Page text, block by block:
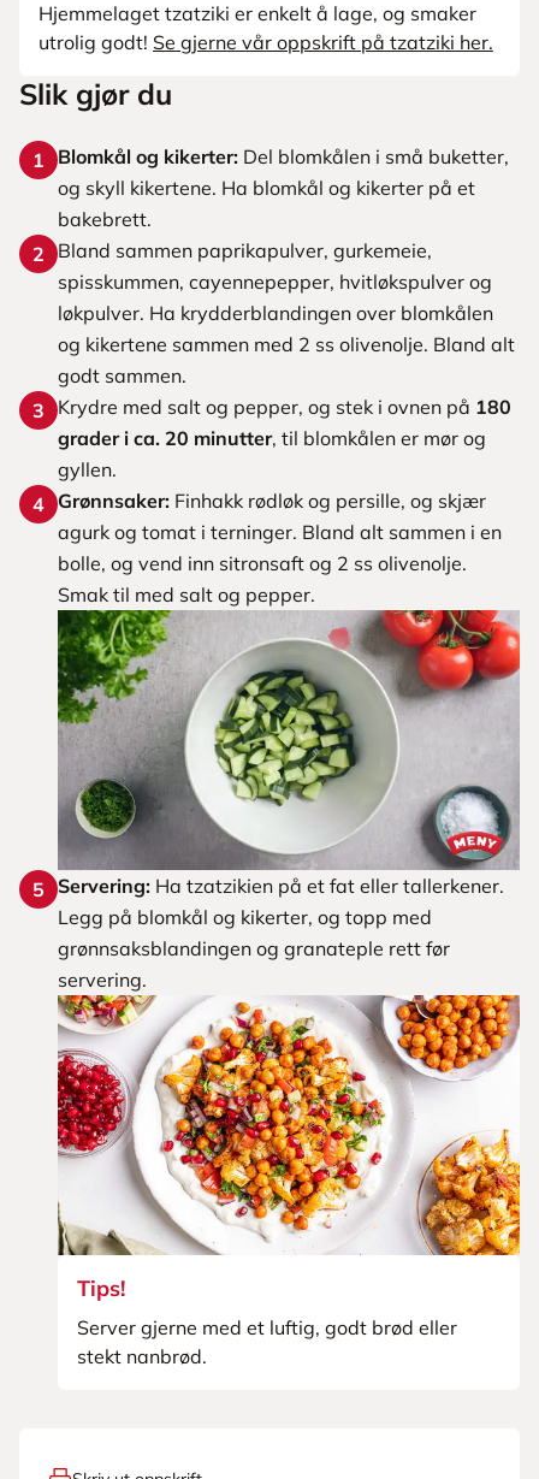
Hjemmelaget tzatziki er enkelt å lage, og smaker
utrolig godt! Se gjerne vår oppskrift på tzatziki her.
Slik gjør du
1 Blomkål og kikerter: Del blomkålen i små buketter,
og skyll kikertene. Ha blomkål og kikerter på et
bakebrett.
2
Bland sammen paprikapulver, gurkemeie,
spisskummen, cayennepepper, hvitløkspulver og
løkpulver. Ha krydderblandingen over blomkålen
og kikertene sammen med 2 ss olivenolje. Bland alt
godt sammen.
3
Krydre med salt og pepper, og stek i ovnen på 180
grader i ca. 20 minutter, til blomkålen er mør og
gyllen.
4 Grønnsaker: Finhakk rødløk og persille, og skjær
agurk og tomat i terninger. Bland alt sammen i en
bolle, og vend inn sitronsaft og 2 ss olivenolje.
Smak til med salt og pepper.
5 Servering: Ha tzatzikien på et fat eller tallerkener.
Legg på blomkål og kikerter, og topp med
grønnsaksblandingen og granateple rett før
servering.
Tips!
Server gjerne med et luftig, godt brød eller
stekt nanbrød.